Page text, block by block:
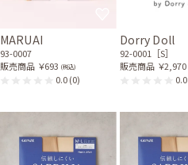
MARUAI
93-0007
販売商品 ￥693 (税込)
0.0(0)
Dorry Doll
92-0001［S］
販売商品 ￥2,970
0.0